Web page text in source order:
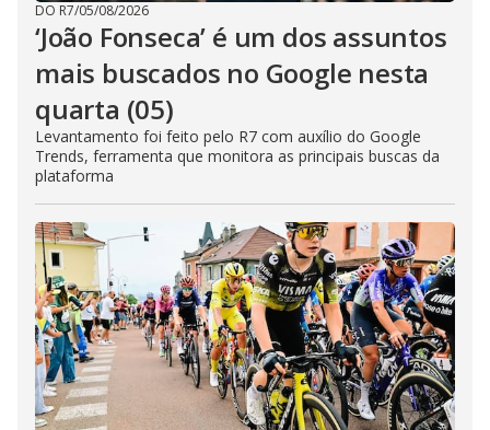
DO R7/05/08/2026
‘João Fonseca’ é um dos assuntos
mais buscados no Google nesta
quarta (05)
Levantamento foi feito pelo R7 com auxílio do Google
Trends, ferramenta que monitora as principais buscas da
plataforma